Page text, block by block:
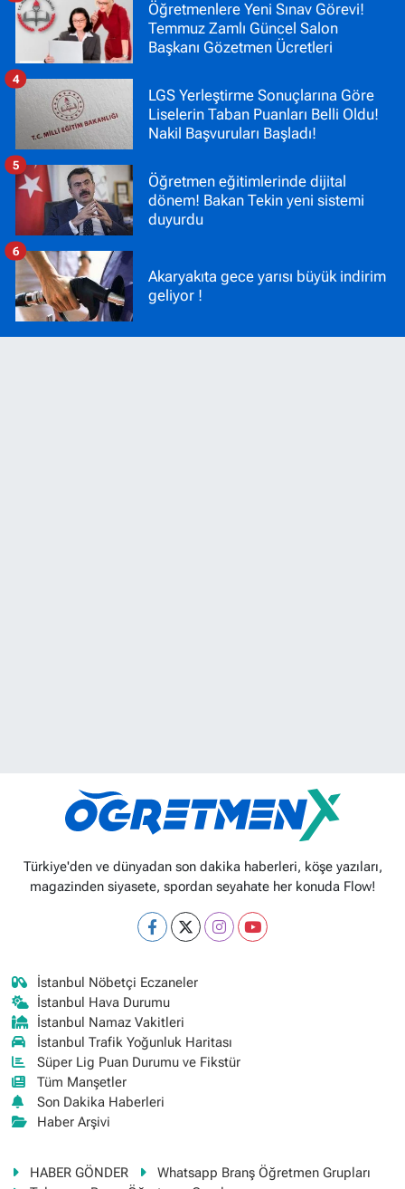
Öğretmenlere Yeni Sınav Görevi!
Temmuz Zamlı Güncel Salon
Başkanı Gözetmen Ücretleri
LGS Yerleştirme Sonuçlarına Göre
Liselerin Taban Puanları Belli Oldu!
Nakil Başvuruları Başladı!
4
Öğretmen eğitimlerinde dijital
dönem! Bakan Tekin yeni sistemi
duyurdu
5
Akaryakıta gece yarısı büyük indirim
geliyor !
6
Türkiye'den ve dünyadan son dakika haberleri, köşe yazıları,
magazinden siyasete, spordan seyahate her konuda Flow!
İstanbul Nöbetçi Eczaneler
İstanbul Hava Durumu
İstanbul Namaz Vakitleri
İstanbul Trafik Yoğunluk Haritası
Süper Lig Puan Durumu ve Fikstür
Tüm Manşetler
Son Dakika Haberleri
Haber Arşivi
HABER GÖNDER
Whatsapp Branş Öğretmen Grupları